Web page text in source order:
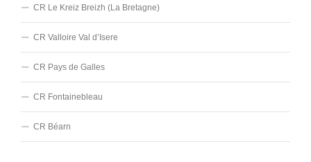
CR Le Kreiz Breizh (La Bretagne)
CR Valloire Val d’Isere
CR Pays de Galles
CR Fontainebleau
CR Béarn